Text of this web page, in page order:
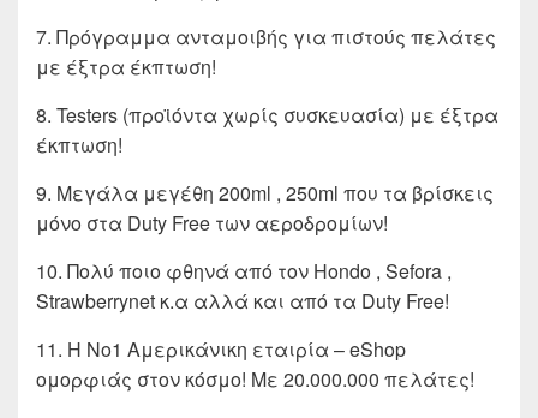
7. Πρόγραμμα ανταμοιβής για πιστούς πελάτες
με έξτρα έκπτωση!
8. Testers (προϊόντα χωρίς συσκευασία) με έξτρα
έκπτωση!
9. Μεγάλα μεγέθη 200ml , 250ml που τα βρίσκεις
μόνο στα Duty Free των αεροδρομίων!
10. Πολύ ποιο φθηνά από τον Hondo , Sefora ,
Strawberrynet κ.α αλλά και από τα Duty Free!
11. Η Νο1 Αμερικάνικη εταιρία – eShop
ομορφιάς στον κόσμο! Με 20.000.000 πελάτες!